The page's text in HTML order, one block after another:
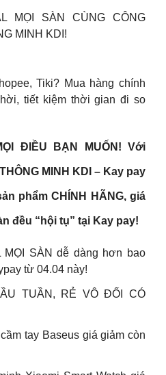
MỌI SÀN CÙNG CÔNG
MINH KDI!
Tiki? Mua hàng chính
tiết kiệm thời gian đi so
ĐIỀU BẠN MUỐN! Với
MINH KDI – Kay pay
phẩm CHÍNH HÃNG, giá
đều “hội tụ” tại Kay pay!
MỌI SÀN dễ dàng hơn bao
từ 04.04 này!
TUẦN, RẺ VÔ ĐỐI CÓ
tay Baseus giá giảm còn